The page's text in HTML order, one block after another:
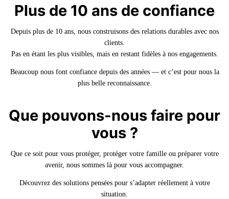
Plus de 10 ans de confiance
Depuis plus de 10 ans, nous construisons des relations durables avec nos
clients.
Pas en étant les plus visibles, mais en restant fidèles à nos engagements.
Beaucoup nous font confiance depuis des années — et c’est pour nous la
plus belle reconnaissance.
Que pouvons-nous faire pour
vous ?
Que ce soit pour vous protéger, protéger votre famille ou préparer votre
avenir, nous sommes là pour vous accompagner.
Découvrez des solutions pensées pour s’adapter réellement à votre
situation.